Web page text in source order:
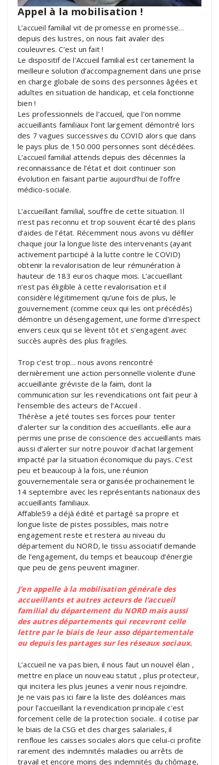
Appel à la mobilisation !
L’accueil familial vit de promesse en promesse…
depuis des lustres, on nous fait avaler des
couleuvres. C’est un fait !
Le dispositif de l’Accueil familial est certainement la
meilleure solution d’accompagnement dans une prise
en charge globale de soins des personnes âgées et
adultes en situation de handicap, et cela fonctionne
bien !
Les professionnels de l’accueil, que l’on nomme
accueillants familiaux l’ont largement démontré lors
des 7 vagues successives du COVID alors que dans
le pays plus de 150 000 personnes sont décédées.
L’accueil familial attends depuis des décennies la
reconnaissance de l’état et doit continuer son
évolution en faisant partie aujourd’hui de l’offre
médico-sociale.
L’accueillant familial, souffre de cette situation. Il
n’est pas reconnu et trop souvent écarté des plans
d’aides de l’état. Récemment nous avons vu défiler
chaque jour la longue liste des intervenants (ayant
activement participé à la lutte contre le COVID)
obtenir la revalorisation de leur rémunération à
hauteur de 183 euros chaque mois. L’accueillant
n’est pas éligible à cette revalorisation et il
considère légitimement qu’une fois de plus, le
gouvernement (comme ceux qui les ont précédés)
démontre un désengagement, une forme d’irrespect
envers ceux qui se lèvent tôt et s’engagent avec
succès auprès des plus fragiles.
Trop c’est trop… nous avons rencontré
dernièrement une action personnelle violente d’une
accueillante gréviste de la faim, dont la
communication sur les revendications ont fait peur à
l’ensemble des acteurs de l’Accueil .
Thérèse a jeté toutes ses forces pour tenter
d’alerter sur la condition des accueillants. elle aura
permis une prise de conscience des accueillants mais
aussi d’alerter sur notre pouvoir d’achat largement
impacté par la situation économique du pays. C’est
peu et beaucoup à la fois, une réunion
gouvernementale sera organisée prochainement le
14 septembre avec les représentants nationaux des
accueillants familiaux.
Affable59 a déjà édité et partagé sa propre et
longue liste de pistes possibles, mais notre
engagement reste et restera au niveau du
département du NORD, le tissu associatif demande
de l’engagement, du temps et beaucoup d’énergie
que peu de gens peuvent imaginer.
J’en appelle à la mobilisation générale des
accueillants et autres acteurs de l’accueil
familial du département du NORD mais aussi
des autres départements qui recevront celle
lettre par le biais de leur asso départementale
ou depuis les partages sur les réseaux sociaux.
L’accueil ne va pas bien, il nous faut un nouvel élan ,
mettre en place un nouveau statut , plus protecteur,
qui incitera les plus jeunes a venir nous rejoindre.
Je ne vais pas ici faire la liste des doléances mais
pour l’accueillant la revendication principale c’est
forcement celle de la protection sociale.. il cotise par
le biais de la CSG et des charges salariales, il
renfloue les caisses sociales alors que celui-ci profite
rarement des indemnités maladies ou arrêts de
travail et encore moins des indemnités du chômage,